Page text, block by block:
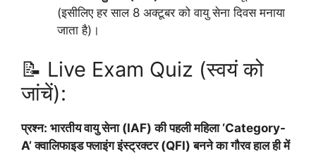
(इसीलिए हर साल 8 अक्टूबर को वायु सेना दिवस मनाया
जाता है)।
📝 Live Exam Quiz (स्वयं को
जांचें):
प्रश्न: भारतीय वायु सेना (IAF) की पहली महिला ‘Category-
A’ क्वालिफाइड फ्लाइंग इंस्ट्रक्टर (QFI) बनने का गौरव हाल ही में